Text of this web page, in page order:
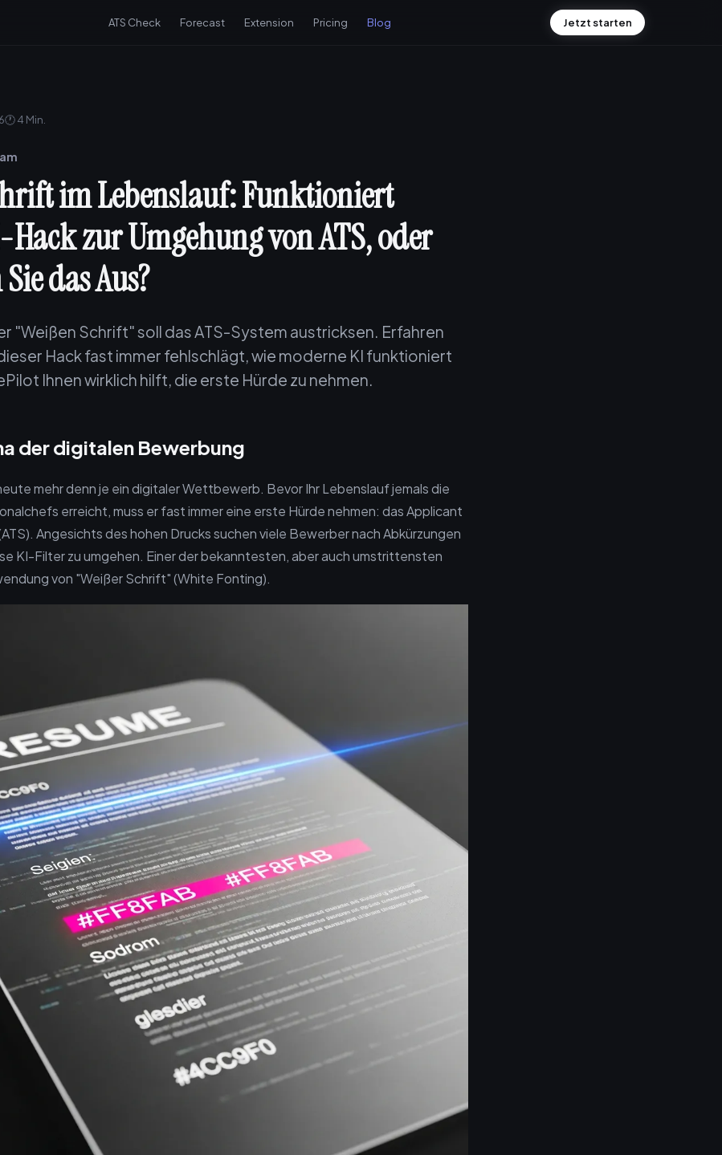
ATS Check Forecast Extension Pricing Blog Jetzt starten
🕐 4 Min.
im Lebenslauf: Funktioniert
zur Umgehung von ATS, oder
das Aus?
"Weißen Schrift" soll das ATS-System austricksen. Erfahren
Hack fast immer fehlschlägt, wie moderne KI funktioniert
Ihnen wirklich hilft, die erste Hürde zu nehmen.
der digitalen Bewerbung
mehr denn je ein digitaler Wettbewerb. Bevor Ihr Lebenslauf jemals die
erreicht, muss er fast immer eine erste Hürde nehmen: das Applicant
Angesichts des hohen Drucks suchen viele Bewerber nach Abkürzungen
KI-Filter zu umgehen. Einer der bekanntesten, aber auch umstrittensten
von "Weißer Schrift" (White Fonting).